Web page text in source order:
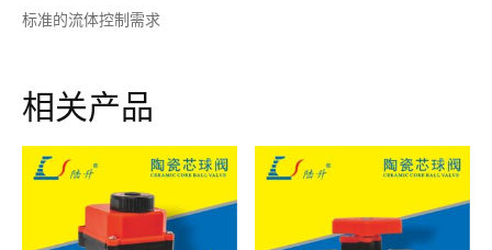
标准的流体控制需求
相关产品